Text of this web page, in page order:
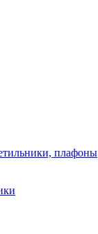
плафоны